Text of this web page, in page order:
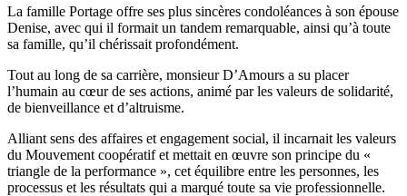
La famille Portage offre ses plus sincères condoléances à son épouse
Denise, avec qui il formait un tandem remarquable, ainsi qu’à toute
sa famille, qu’il chérissait profondément.
Tout au long de sa carrière, monsieur D’Amours a su placer
l’humain au cœur de ses actions, animé par les valeurs de solidarité,
de bienveillance et d’altruisme.
Alliant sens des affaires et engagement social, il incarnait les valeurs
du Mouvement coopératif et mettait en œuvre son principe du «
triangle de la performance », cet équilibre entre les personnes, les
processus et les résultats qui a marqué toute sa vie professionnelle.